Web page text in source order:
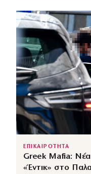
ΕΠΙΚΑΙΡΟΤΗΤΑ
Greek Mafia:
«Έντικ» στο